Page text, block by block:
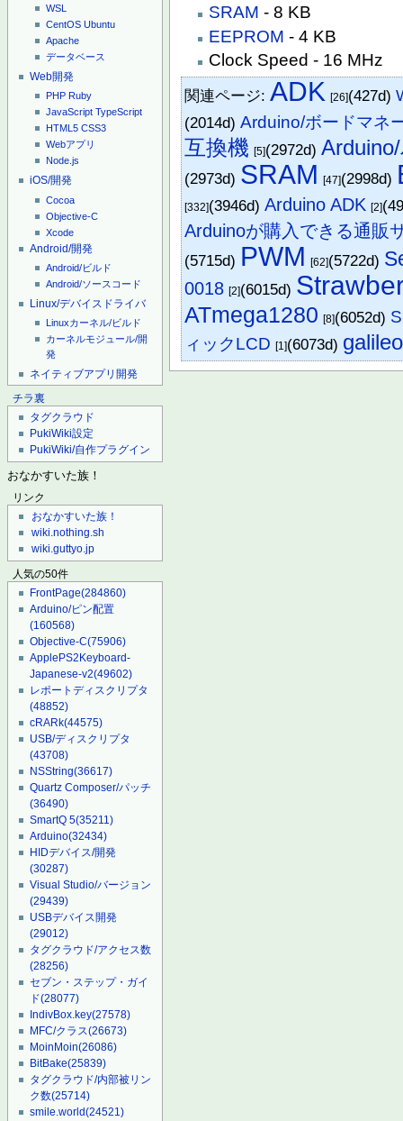
WSL
CentOS Ubuntu
Apache
データベース
Web開発
PHP Ruby
JavaScript TypeScript
HTML5 CSS3
Webアプリ
Node.js
iOS/開発
Cocoa
Objective-C
Xcode
Android/開発
Android/ビルド
Android/ソースコード
Linux/デバイスドライバ
Linuxカーネル/ビルド
カーネルモジュール/開
発
ネイティブアプリ開発
チラ裏
タグクラウド
PukiWiki設定
PukiWiki/自作プラグイン
おなかすいた族！
リンク
おなかすいた族！
wiki.nothing.sh
wiki.guttyo.jp
人気の50件
FrontPage(284860)
Arduino/ピン配置
(160568)
Objective-C(75906)
ApplePS2Keyboard-
Japanese-v2(49602)
レポートディスクリプタ
(48852)
cRARk(44575)
USB/ディスクリプタ
(43708)
NSString(36617)
Quartz Composer/パッチ
(36490)
SmartQ 5(35211)
Arduino(32434)
HIDデバイス/開発
(30287)
Visual Studio/バージョン
(29439)
USBデバイス開発
(29012)
タグクラウド/アクセス数
(28256)
セブン・ステップ・ガイ
ド(28077)
IndivBox.key(27578)
MFC/クラス(26673)
MoinMoin(26086)
BitBake(25839)
タグクラウド/内部被リン
ク数(25714)
smile.world(24521)
SRAM - 8 KB
EEPROM - 4 KB
Clock Speed - 16 MHz
関連ページ:ADK [26](427d)
(2014d)Arduino/ボードマネ
互換機 [5](2972d)
(2973d) SRAM [47](2998d)
[332](3946d)Arduino ADK [2]
Arduinoが購入できる通販
(5715d) PWM [62](5722d)
0018 [2](6015d)
ATmega1280 [8](6052d)
ィックLCD [1](6073d)